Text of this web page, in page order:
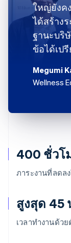
400 ชั่วโ
ภาระงานที่ลดล
สูงสุด 45
เวลาทำงานด้ว
ใหญ่ยังค
ได้สร้าง
ฐานะบริ
ข้อได้เป
Megumi
Wellness